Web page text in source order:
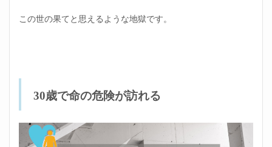
この世の果てと思えるような地獄です。
30歳で命の危険が訪れる